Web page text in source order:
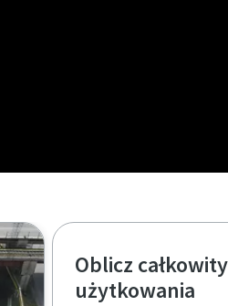
Oblicz
użytkowania